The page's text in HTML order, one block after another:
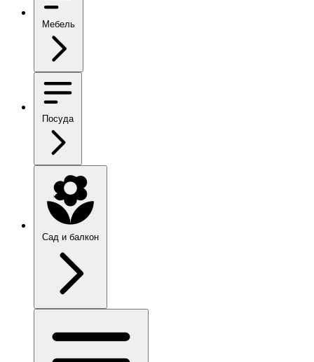
Мебель
Посуда
Сад и балкон